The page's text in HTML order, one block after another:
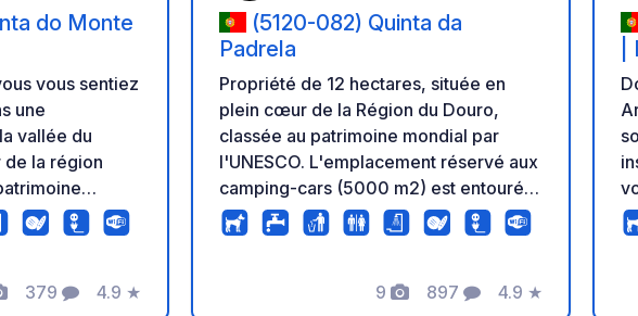
do Monte
vous sentiez
une
vallée du
Quinta se
à 5 km de
du Douro
379
Commentaires
4.9
Note
★
(5120-082) Quinta da
Padrela
Propriété de 12 hectares, située en
plein cœur de la Région du Douro,
classée au patrimoine mondial par
l'UNESCO. L'emplacement réservé aux
camping-cars (5000 m2) est entouré
des vignobles. Piscine disponible
quand maison d'hôtes vide. Visite
Dégustation gratuite de vins, huile
9
Photos
897
Commentaires
4.9
Note
★
et